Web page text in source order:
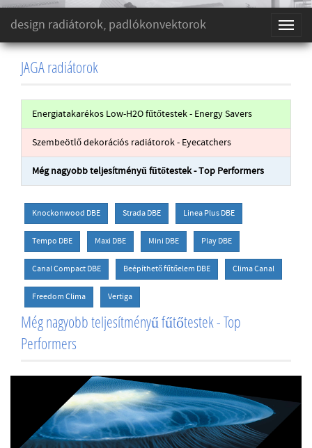
design radiátorok, padlókonvektorok
JAGA radiátorok
Energiatakarékos Low-H2O fűtőtestek - Energy Savers
Szembeötlő dekorációs radiátorok - Eyecatchers
Még nagyobb teljesítményű fűtőtestek - Top Performers
Knockonwood DBE Strada DBE Linea Plus DBE
Tempo DBE Maxi DBE Mini DBE Play DBE
Canal Compact DBE Beépíthető fűtőelem DBE Clima Canal
Freedom Clima Vertiga
Még nagyobb teljesítményű fűtőtestek - Top
Performers